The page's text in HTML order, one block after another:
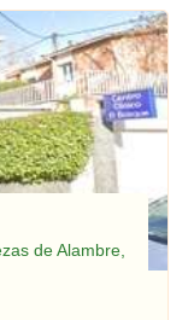
de Alambre,